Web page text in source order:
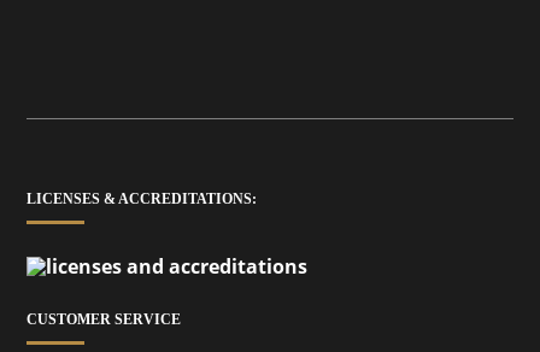
LICENSES & ACCREDITATIONS:
CUSTOMER SERVICE